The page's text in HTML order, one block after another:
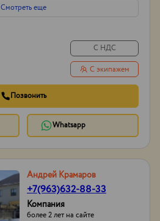
Смотреть еще
С НДС
С экипажем
Позвонить
Whatsapp
Андрей Крамаров
+7(963)632-88-33
Компания
более 2 лет на сайте